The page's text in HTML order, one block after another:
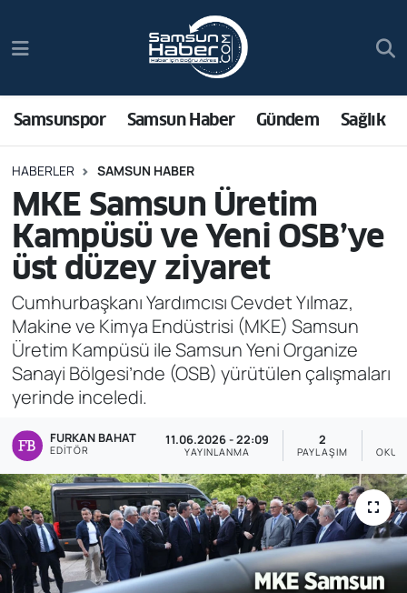
Samsunspor Samsun Haber Gündem Sağlık
HABERLER SAMSUN HABER
MKE Samsun Üretim
Kampüsü ve Yeni OSB’ye
üst düzey ziyaret
Cumhurbaşkanı Yardımcısı Cevdet Yılmaz,
Makine ve Kimya Endüstrisi (MKE) Samsun
Üretim Kampüsü ile Samsun Yeni Organize
Sanayi Bölgesi’nde (OSB) yürütülen çalışmaları
yerinde inceledi.
FURKAN BAHAT
EDITÖR
11.06.2026 - 22:09
YAYINLANMA
2
PAYLAŞIM
Samsun Haber
Sağlık
Asayiş
Bilim ve Teknoloji
Bölge
Dünya
Ekonomi
Genel
Gündem
Özel Haber
POLİTİKA
Trafik Durumu
Süper Lig Puan Durumu ve Fikstür
Tüm Manşetler
Son Dakika Haberleri
Haber Arşivi